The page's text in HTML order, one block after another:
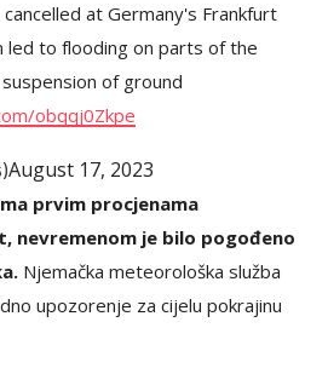
at Germany's Frankfurt
led to flooding on parts of the
of ground
obqqj0Zkpe
August 17, 2023
prvim procjenama
nevremenom je bilo pogođeno
Njemačka meteorološka služba
upozorenje za cijelu pokrajinu